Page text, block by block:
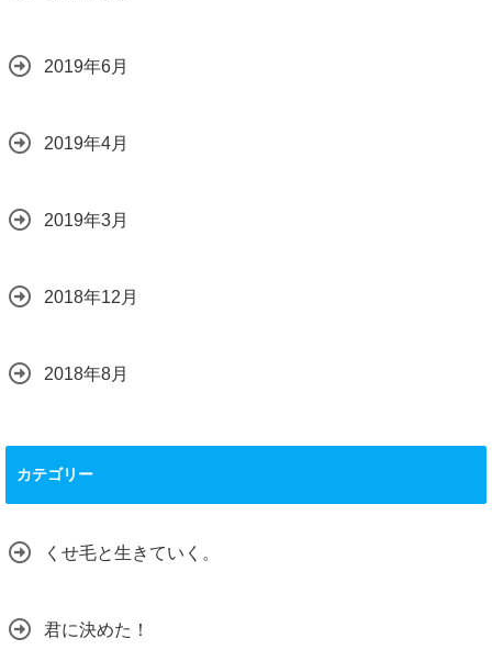
2019年6月
2019年4月
2019年3月
2018年12月
2018年8月
カテゴリー
くせ毛と生きていく。
君に決めた！